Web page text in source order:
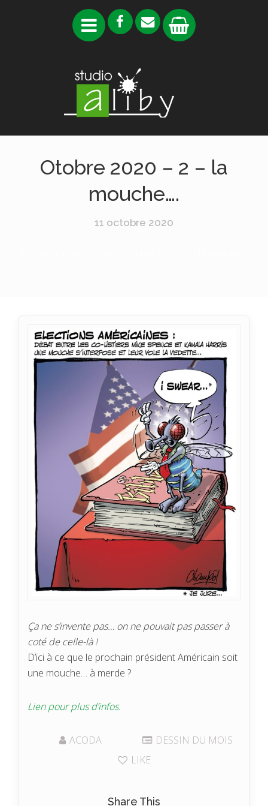
Otobre 2020 – 2 – la
mouche….
11 octobre 2020
Ça ne s’invente pas… on ne pouvait pas passer à
coté de celle-là !
D’ici à ce que le prochain président Américain soit
une mouche… à merde ?
Lien pour plus d’infos.
ACODA
DESSIN DU MOIS
LIKE
Share This